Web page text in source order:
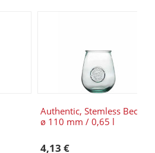
Authentic, Stemless Becher
ø 110 mm / 0,65 l
4,13 €